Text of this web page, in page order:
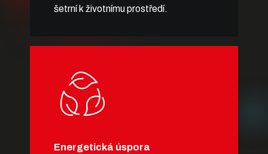
šetrní k životnímu prostředí.
Energetická úspora